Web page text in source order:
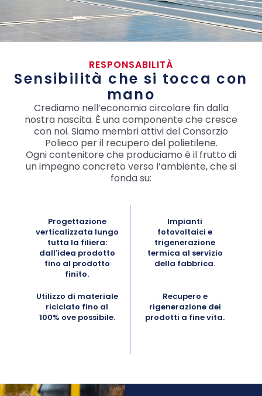
RESPONSABILITÀ
Sensibilità che si tocca con
mano
Crediamo nell’economia circolare fin dalla
nostra nascita. È una componente che cresce
con noi. Siamo membri attivi del Consorzio
Polieco per il recupero del polietilene.
Ogni contenitore che produciamo è il frutto di
un impegno concreto verso l’ambiente, che si
fonda su:
Progettazione
verticalizzata lungo
tutta la filiera:
dall'idea prodotto
fino al prodotto
finito.
Impianti
fotovoltaici e
trigenerazione
termica al servizio
della fabbrica.
Utilizzo di materiale
riciclato fino al
100% ove possibile.
Recupero e
rigenerazione dei
prodotti a fine vita.